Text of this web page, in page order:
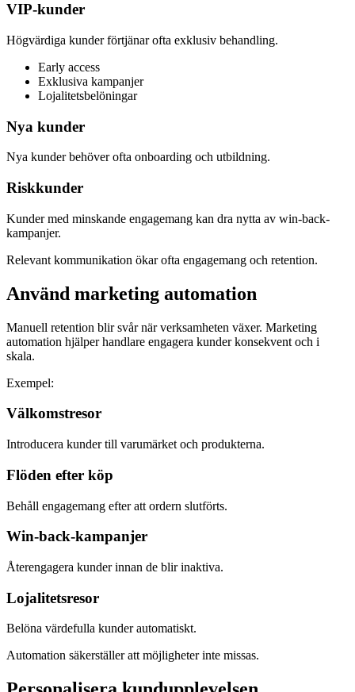
VIP-kunder
Högvärdiga kunder förtjänar ofta exklusiv behandling.
Early access
Exklusiva kampanjer
Lojalitetsbelöningar
Nya kunder
Nya kunder behöver ofta onboarding och utbildning.
Riskkunder
Kunder med minskande engagemang kan dra nytta av win-back-
kampanjer.
Relevant kommunikation ökar ofta engagemang och retention.
Använd marketing automation
Manuell retention blir svår när verksamheten växer. Marketing
automation hjälper handlare engagera kunder konsekvent och i
skala.
Exempel:
Välkomstresor
Introducera kunder till varumärket och produkterna.
Flöden efter köp
Behåll engagemang efter att ordern slutförts.
Win-back-kampanjer
Återengagera kunder innan de blir inaktiva.
Lojalitetsresor
Belöna värdefulla kunder automatiskt.
Automation säkerställer att möjligheter inte missas.